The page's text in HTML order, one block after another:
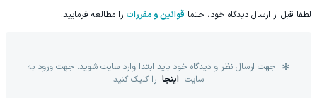
لطفا قبل از ارسال دیدگاه خود، حتما قوانین و مقررات را مطالعه فرمایید.
جهت ارسال نظر و دیدگاه خود باید ابتدا وارد سایت شوید. جهت ورود به
سایت اینجا را کلیک کنید